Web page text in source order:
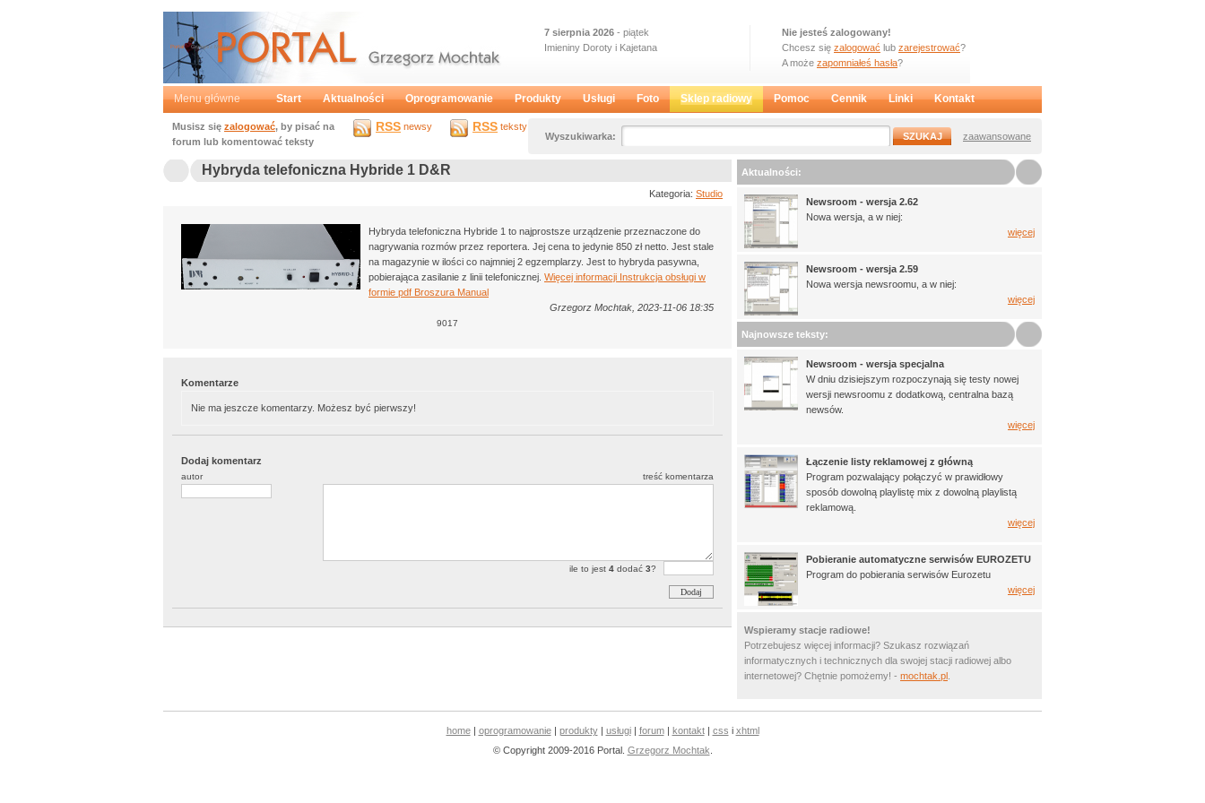
Nie jesteś zalogowany!
Chcesz się zalogować lub zarejestrować?
A może zapomniałeś hasła?
7 sierpnia 2026 - piątek
Imieniny Doroty i Kajetana
Portal Grzegorz Mochtak
Menu główne Start Aktualności Oprogramowanie Produkty Usługi Foto Sklep radiowy Pomoc Cennik Linki Kontakt
Wyszukiwarka: zaawansowane
RSS newsy RSS teksty
Musisz się zalogować, by pisać na
forum lub komentować teksty
Hybryda telefoniczna Hybride 1 D&R
Kategoria: Studio
Hybryda telefoniczna Hybride 1 to najprostsze urządzenie przeznaczone do
nagrywania rozmów przez reportera. Jej cena to jedynie 850 zł netto. Jest stale
na magazynie w ilości co najmniej 2 egzemplarzy. Jest to hybryda pasywna,
pobierająca zasilanie z linii telefonicznej. Więcej informacji Instrukcja obsługi w
formie pdf Broszura Manual
Grzegorz Mochtak, 2023-11-06 18:35
9017
Komentarze
Nie ma jeszcze komentarzy. Możesz być pierwszy!
Dodaj komentarz
autor treść komentarza
ile to jest 4 dodać 3?
Aktualności:
Newsroom - wersja 2.62
Nowa wersja, a w niej:
więcej
Newsroom - wersja 2.59
Nowa wersja newsroomu, a w niej:
więcej
Najnowsze teksty:
Newsroom - wersja specjalna
W dniu dzisiejszym rozpoczynają się testy nowej
wersji newsroomu z dodatkową, centralna bazą
newsów.
więcej
Łączenie listy reklamowej z główną
Program pozwalający połączyć w prawidłowy
sposób dowolną playlistę mix z dowolną playlistą
reklamową.
więcej
Pobieranie automatyczne serwisów EUROZETU
Program do pobierania serwisów Eurozetu
więcej
Wspieramy stacje radiowe!
Potrzebujesz więcej informacji? Szukasz rozwiązań
informatycznych i technicznych dla swojej stacji radiowej albo
internetowej? Chętnie pomożemy! - mochtak.pl
home| oprogramowanie| produkty| usługi| forum| kontakt| css i xhtml
© Copyright 2009-2016 Portal. Grzegorz Mochtak